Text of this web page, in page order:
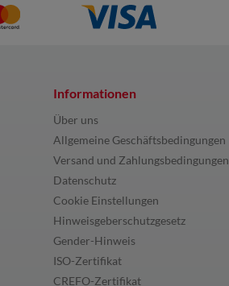
Informationen
Über uns
Allgemeine Geschäftsbedingungen
Versand und Zahlungsbedingungen
Datenschutz
Cookie Einstellungen
Hinweisgeberschutzgesetz
Gender-Hinweis
ISO-Zertifikat
CREFO-Zertifikat